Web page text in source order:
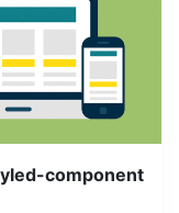
component